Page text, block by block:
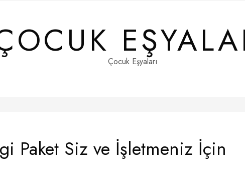
Çocuk Eşyaları
Paket Siz ve İşletmeniz İçin